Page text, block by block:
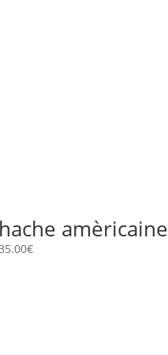
hache amèricaine
€